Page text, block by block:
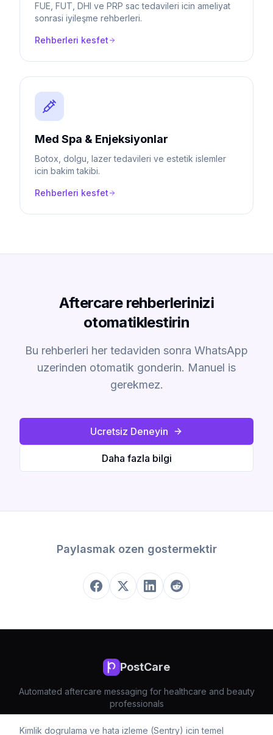
FUE, FUT, DHI ve PRP sac tedavileri icin ameliyat
sonrasi iyileşme rehberleri.
Rehberleri kesfet
Med Spa & Enjeksiyonlar
Botox, dolgu, lazer tedavileri ve estetik islemler
icin bakim takibi.
Rehberleri kesfet
Aftercare rehberlerinizi
otomatiklestirin
Bu rehberleri her tedaviden sonra WhatsApp
uzerinden otomatik gonderin. Manuel is
gerekmez.
Ucretsiz Deneyin
Daha fazla bilgi
Paylasmak ozen gostermektir
PostCare
Automated aftercare messaging for healthcare and beauty
professionals
FiyatlandirmaPrivacyTerms
Kimlik dogrulama ve hata izleme (Sentry) icin temel